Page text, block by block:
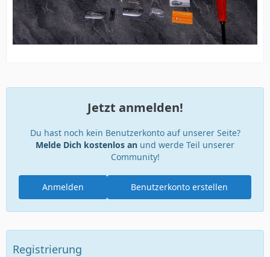
Jetzt anmelden!
Du hast noch kein Benutzerkonto auf unserer Seite?
Melde Dich kostenlos an und werde Teil unserer
Community!
Benutzerkonto erstellen
Anmelden
Registrierung